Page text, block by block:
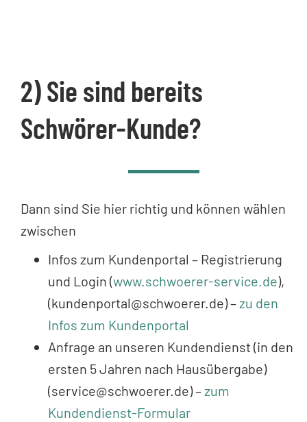
2) Sie sind bereits
Schwörer-Kunde?
Dann sind Sie hier richtig und können wählen
zwischen
Infos zum Kundenportal – Registrierung
und Login (www.schwoerer-service.de),
(kundenportal@schwoerer.de) –zu den
Infos zum Kundenportal
Anfrage an unseren Kundendienst (in den
ersten 5 Jahren nach Hausübergabe)
(service@schwoerer.de) –zum
Kundendienst-Formular